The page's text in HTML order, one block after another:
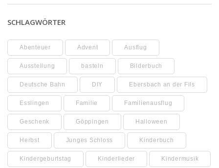
SCHLAGWÖRTER
Abenteuer Advent Ausflug
Ausstellung basteln Bilderbuch
Deutsche Bahn DIY Ebersbach an der Fils
Esslingen Familie Familienausflug
Geschenk Göppingen Halloween
Herbst Junges Schloss Kinderbuch
Kindergeburtstag Kinderlieder Kindermusik